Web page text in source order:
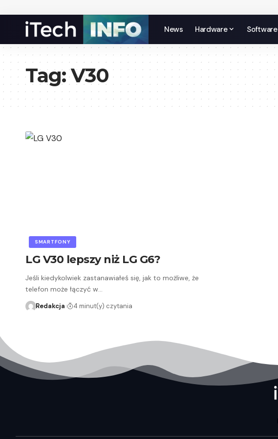
News Hardware Software
Tag:V30
SMARTFONY
LG V30 lepszy niż LG G6?
Jeśli kiedykolwiek zastanawiałeś się, jak to możliwe, że
telefon może łączyć w…
Redakcja 4 minut(y) czytania